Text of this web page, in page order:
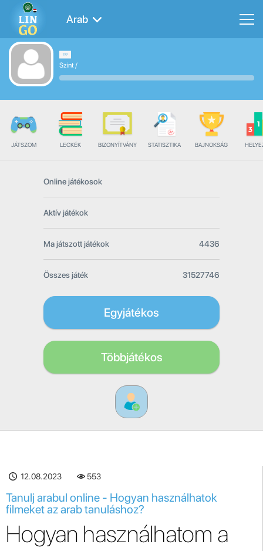
Arab
Szint/
JÁTSZOM LECKÉK BIZONYÍTVÁNY STATISZTIKA BAJNOKSÁG
Online játékosok
Aktív játékok
Ma játszott játékok 4436
Összes játék 31527746
Egyjátékos
Többjátékos
12.08.2023 553
Tanulj arabul online - Hogyan használhatok
filmeket az arab tanuláshoz?
Hogyan használhatom a